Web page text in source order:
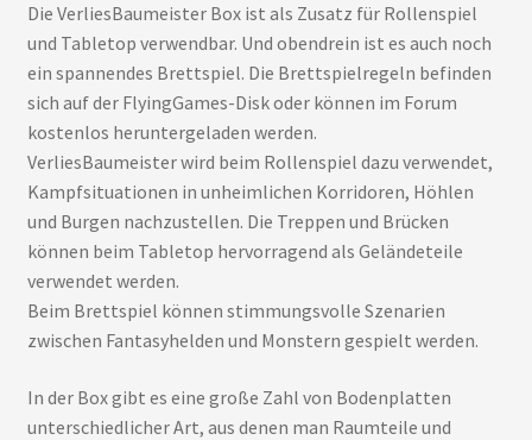
Die VerliesBaumeister Box ist als Zusatz für Rollenspiel
und Tabletop verwendbar. Und obendrein ist es auch noch
ein spannendes Brettspiel. Die Brettspielregeln befinden
sich auf der FlyingGames-Disk oder können im Forum
kostenlos heruntergeladen werden.
VerliesBaumeister wird beim Rollenspiel dazu verwendet,
Kampfsituationen in unheimlichen Korridoren, Höhlen
und Burgen nachzustellen. Die Treppen und Brücken
können beim Tabletop hervorragend als Geländeteile
verwendet werden.
Beim Brettspiel können stimmungsvolle Szenarien
zwischen Fantasyhelden und Monstern gespielt werden.
In der Box gibt es eine große Zahl von Bodenplatten
unterschiedlicher Art, aus denen man Raumteile und